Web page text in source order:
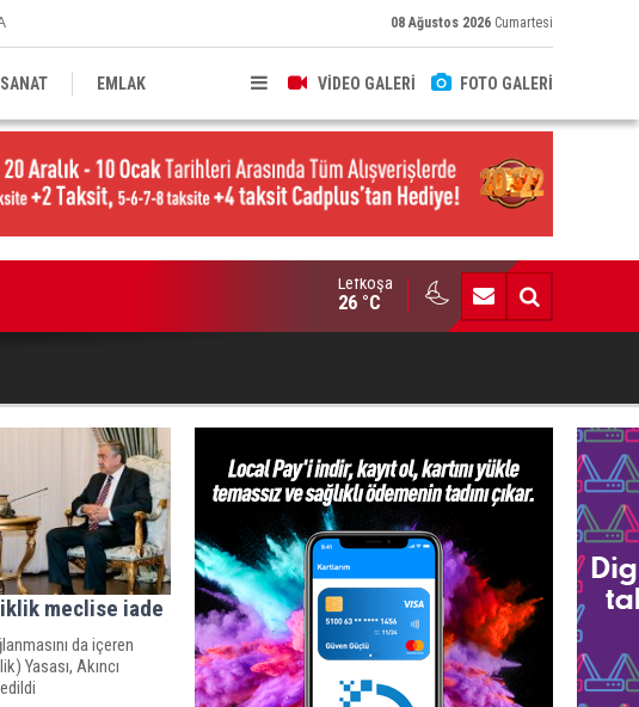
08 Ağustos 2026 Cumartesi
VİDEO GALERİ FOTO GALERİ
EMLAK
Kıbrıs’ın güneyinde yıllık enflasyon temmuzda yüzde 2,9 oldu
Lefkoşa
26 °C
meclise iade
da içeren
Yasası, Akıncı